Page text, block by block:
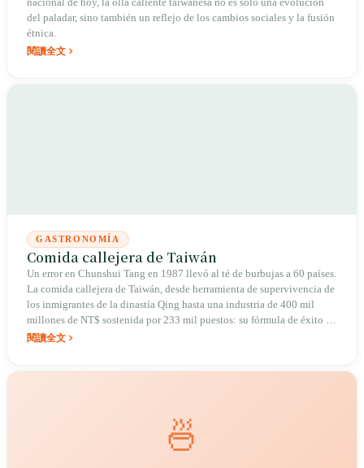
del paladar, sino también un reflejo de los cambios sociales y la fusión
étnica.
閱讀全文
GASTRONOMÍA
Comida callejera de Taiwán
Un error en Chunshui Tang en 1987 llevó al té de burbujas a 60 países.
La comida callejera de Taiwán, desde herramienta de supervivencia de
los inmigrantes de la dinastía Qing hasta una industria de 400 mil
millones de NT$ sostenida por 233 mil puestos: su fórmula de éxito no
es la refinación, sino esa valentía popular de "da igual, pruébalo
閱讀全文
🍜